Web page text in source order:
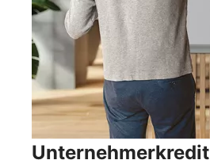
Unternehmerkredit